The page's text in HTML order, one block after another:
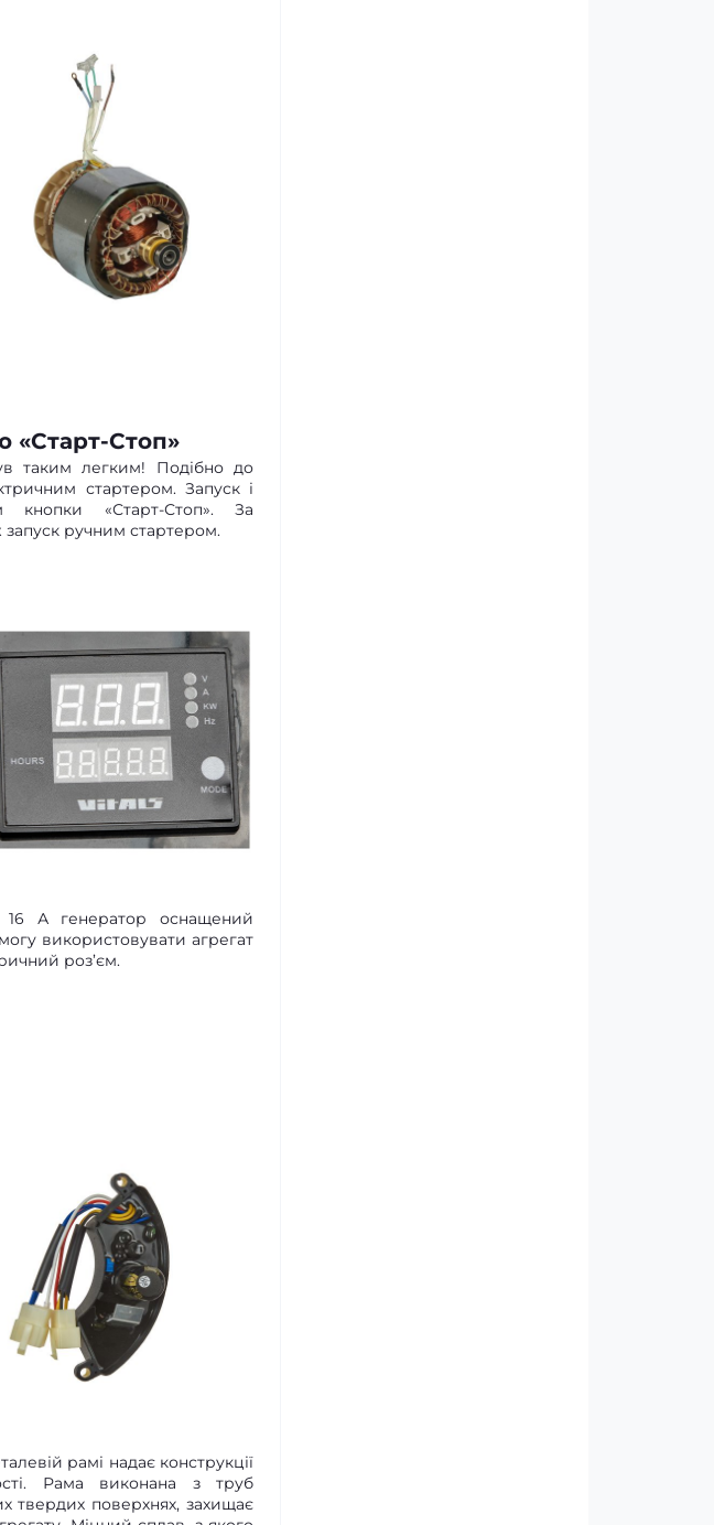
«Старт-Стоп»
таким легким! Подібно до
стартером. Запуск і
кнопки «Старт-Стоп». За
ручним стартером.
А генератор оснащений
використовувати агрегат
роз’єм.
рамі надає конструкції
Рама виконана з труб
твердих поверхнях, захищає